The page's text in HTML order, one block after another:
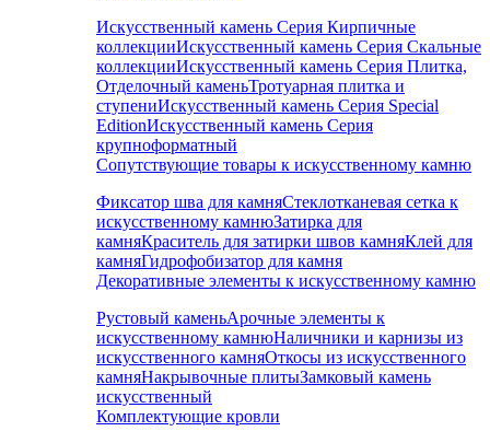
Искусственный камень Серия Кирпичные
коллекцииИскусственный камень Серия Скальные
коллекцииИскусственный камень Серия Плитка,
Отделочный каменьТротуарная плитка и
ступениИскусственный камень Серия Special
EditionИскусственный камень Серия
крупноформатный
Сопутствующие товары к искусственному камню
Фиксатор шва для камняСтеклотканевая сетка к
искусственному камнюЗатирка для
камняКраситель для затирки швов камняКлей для
камняГидрофобизатор для камня
Декоративные элементы к искусственному камню
Рустовый каменьАрочные элементы к
искусственному камнюНаличники и карнизы из
искусственного камняОткосы из искусственного
камняНакрывочные плитыЗамковый камень
искусственный
Комплектующие кровли